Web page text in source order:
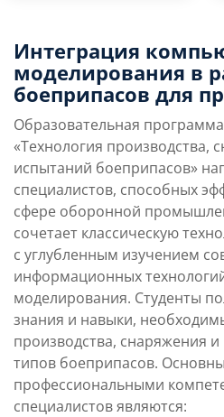
Условия поступления
Учебная программа
Интеграция
моделирования в
боеприпасов для
Образовательная
«Технология производства,
испытаний боеприпасов»
специалистов, способных
сфере оборонной
сочетает классическую
с углубленным изучением
информационных
моделирования. Студенты
знания и навыки,
производства, снаряжения
типов боеприпасов.
профессиональными
специалистов являются: